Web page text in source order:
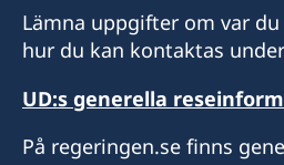
Distrikt: Furstendömet
Lämna uppgifter om var
hur du kan kontaktas
UD:s generella
På regeringen.se finns